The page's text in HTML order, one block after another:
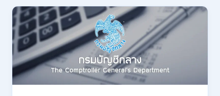
กรกฎาคม
–
10
สิงหาคม
2569
สมัคร
งาน
ไม่
ต้อง
ผ่าน
ภาค
ของ
กพ.